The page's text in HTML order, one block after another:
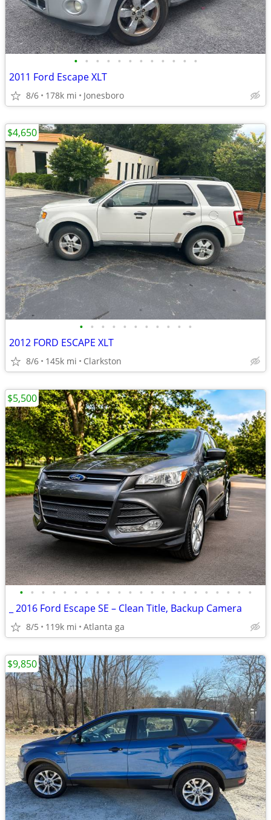
• • • • • • • • • • • •
2011 Ford Escape XLT
8/6 178k mi Jonesboro
• • • • • • • • • • •
2012 FORD ESCAPE XLT
8/6 145k mi Clarkston
$4,650
• • • • • • • • • • • • • • • • • • • • • •
_ 2016 Ford Escape SE – Clean Title, Backup Camera
8/5 119k mi Atlanta ga
$5,500
$9,850